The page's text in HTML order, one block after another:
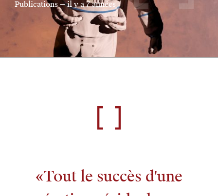
Publications — il y a 7 années
Tout le succès d'une